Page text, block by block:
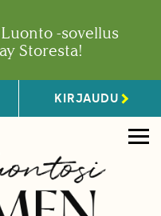
-sovellus
Storesta!
KIRJAUDU